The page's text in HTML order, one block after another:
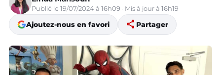
Publié le 19/07/2024 à 16h09 · Mis à jour à 16h19
Ajoutez-nous en favori share Partager